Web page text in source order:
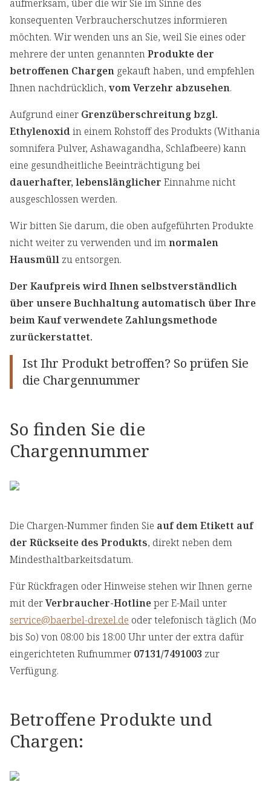
aufmerksam, über die wir Sie im Sinne des
konsequenten Verbraucherschutzes informieren
möchten. Wir wenden uns an Sie, weil Sie eines oder
mehrere der unten genanntenProdukte der
betroffenen Chargen gekauft haben, und empfehlen
Ihnen nachdrücklich, vom Verzehr abzusehen.
Aufgrund einer Grenzüberschreitung bzgl.
Ethylenoxidin einem Rohstoff des Produkts (Withania
somnifera Pulver, Ashawagandha, Schlafbeere) kann
eine gesundheitliche Beeinträchtigung bei
dauerhafter, lebenslänglicher Einnahme nicht
ausgeschlossen werden.
Wir bitten Sie darum, die oben aufgeführten Produkte
nicht weiter zu verwenden und imnormalen
Hausmüll zu entsorgen.
Der Kaufpreis wird Ihnen selbstverständlich
über unsere Buchhaltung automatisch über Ihre
beim Kauf verwendete Zahlungsmethode
zurückerstattet.
Ist Ihr Produkt betroffen? So prüfen Sie
die Chargennummer
So finden Sie die
Chargennummer
Die Chargen-Nummer finden Sie auf dem Etikett auf
der Rückseite des Produkts, direkt neben dem
Mindesthaltbarkeitsdatum.
Für Rückfragen oder Hinweise stehen wir Ihnen gerne
mit derVerbraucher-Hotlineper E-Mail unter
service@baerbel-drexel.de oder telefonisch täglich (Mo
bis So) von 08:00 bis 18:00 Uhr unter der extra dafür
eingerichteten Rufnummer 07131/7491003 zur
Verfügung.
Betroffene Produkte und
Chargen: